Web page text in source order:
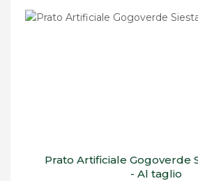
Prato Artificiale Gogoverde
- Al taglio